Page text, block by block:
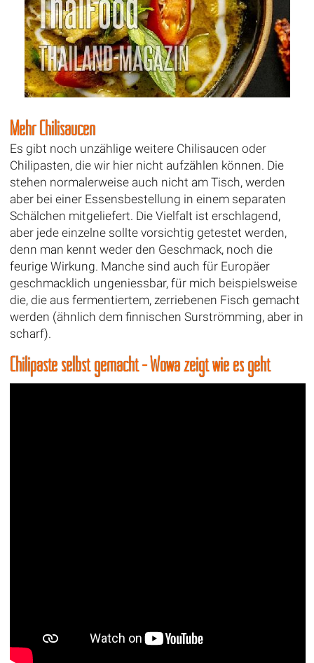
Mehr Chilisaucen
Es gibt noch unzählige weitere Chilisaucen oder
Chilipasten, die wir hier nicht aufzählen können. Die
stehen normalerweise auch nicht am Tisch, werden
aber bei einer Essensbestellung in einem separaten
Schälchen mitgeliefert. Die Vielfalt ist erschlagend,
aber jede einzelne sollte vorsichtig getestet werden,
denn man kennt weder den Geschmack, noch die
feurige Wirkung. Manche sind auch für Europäer
geschmacklich ungeniessbar, für mich beispielsweise
die, die aus fermentiertem, zerriebenen Fisch gemacht
werden (ähnlich dem finnischen Surströmming, aber in
scharf).
Chilipaste selbst gemacht - Wowa zeigt wie es geht